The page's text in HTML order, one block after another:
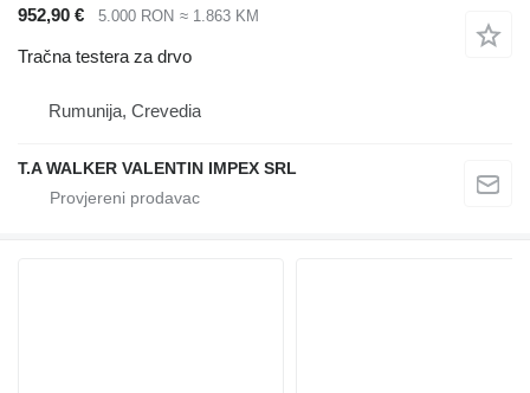
952,90 €
5.000 RON ≈ 1.863 KM
Tračna testera za drvo
Rumunija, Crevedia
T.A WALKER VALENTIN IMPEX SRL